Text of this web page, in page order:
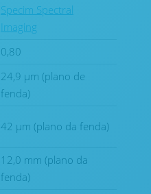
Specim Spectral
Imaging
0,80
24,9 μm (plano de
fenda)
42 μm (plano da fenda)
12,0 mm (plano da
fenda)